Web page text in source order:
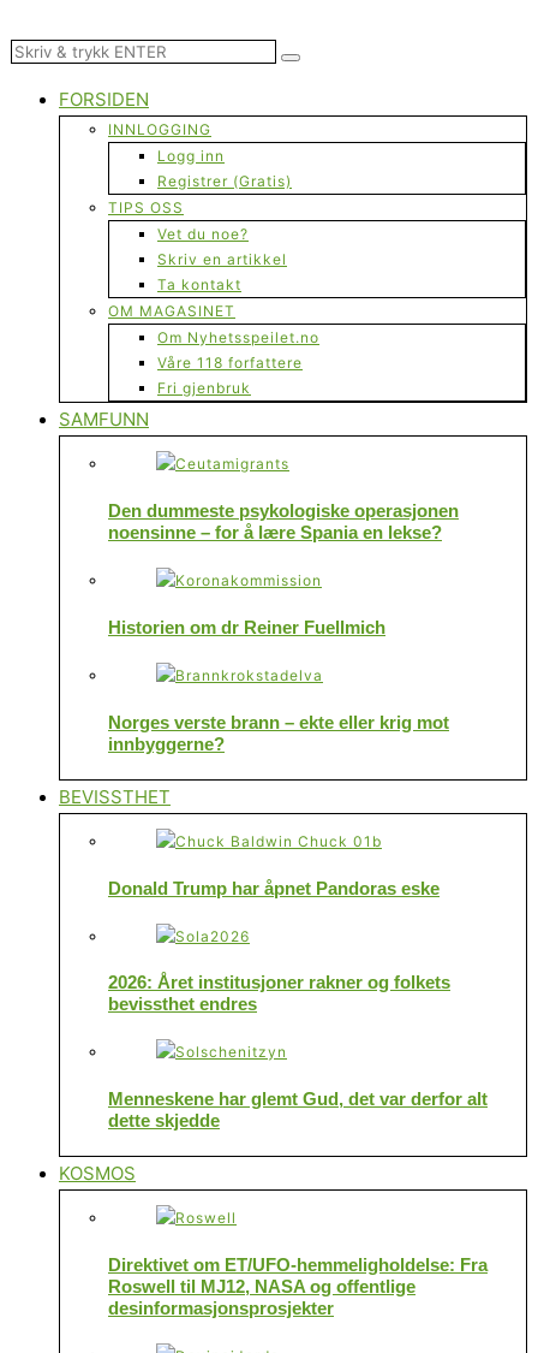
FORSIDEN
INNLOGGING
Logg inn
Registrer (Gratis)
TIPS OSS
Vet du noe?
Skriv en artikkel
Ta kontakt
OM MAGASINET
Om Nyhetsspeilet.no
Våre 118 forfattere
Fri gjenbruk
SAMFUNN
Den dummeste psykologiske operasjonen
noensinne – for å lære Spania en lekse?
Historien om dr Reiner Fuellmich
Norges verste brann – ekte eller krig mot
innbyggerne?
BEVISSTHET
Donald Trump har åpnet Pandoras eske
2026: Året institusjoner rakner og folkets
bevissthet endres
Menneskene har glemt Gud, det var derfor alt
dette skjedde
KOSMOS
Direktivet om ET/UFO-hemmeligholdelse: Fra
Roswell til MJ12, NASA og offentlige
desinformasjonsprosjekter